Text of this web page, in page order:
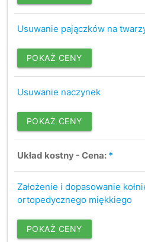
Usuwanie pajączków na
POKAŻ CENY
Usuwanie naczynek
POKAŻ CENY
Układ kostny - Cena: *
Założenie i dopasowanie
ortopedycznego miękkiego
POKAŻ CENY